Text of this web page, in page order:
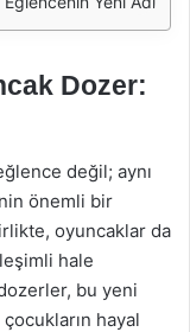
Dozer:
değil; aynı
önemli bir
oyuncaklar da
hale
bu yeni
hayal